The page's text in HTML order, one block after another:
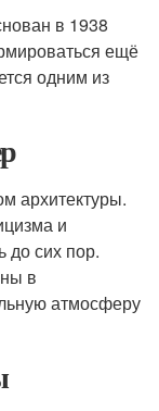
в 1938
ещё
одним из
архитектуры.
и
до сих пор.
в
атмосферу